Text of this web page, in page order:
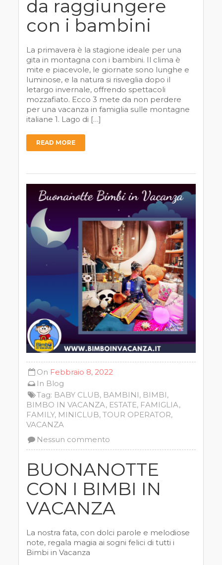
da raggiungere
con i bambini
La primavera è la stagione ideale per una
gita in montagna con i bambini. Il clima è
mite e piacevole, le giornate sono lunghe e
luminose, e la natura si risveglia dopo il
letargo invernale, offrendo spettacoli
mozzafiato. Ecco 3 mete da non perdere
per una vacanza in famiglia sulle montagne
italiane 1. Lago di […]
READ MORE
On Febbraio 8, 2022
In Blog
Tag: BABY CLUB, BAMBINI, BIMBI,
BIMBO IN VACANZA, ESTATE, FAMIGLIA,
FAMILY, MINICLUB,TOUR OPERATOR,
VACANZA
Nessun commento
BUONANOTTE
CON I BIMBI IN
VACANZA
La nostra fata, con dolci parole e melodiose
note, regala magia ai sogni felici di tutti i
Bimbi in Vacanza